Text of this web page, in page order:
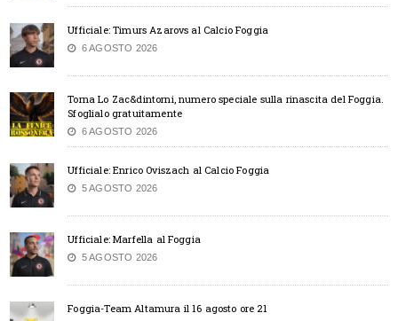
Ufficiale: Timurs Azarovs al Calcio Foggia
6 AGOSTO 2026
Torna Lo Zac&dintorni, numero speciale sulla rinascita del Foggia.
Sfoglialo gratuitamente
6 AGOSTO 2026
Ufficiale: Enrico Oviszach al Calcio Foggia
5 AGOSTO 2026
Ufficiale: Marfella al Foggia
5 AGOSTO 2026
Foggia-Team Altamura il 16 agosto ore 21